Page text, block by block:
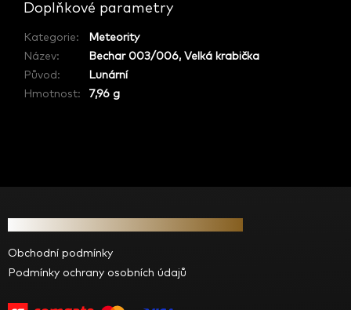
Doplňkové parametry
Kategorie:
Meteority
Název:
Bechar 003/006, Velká krabička
Původ :
Lunární
Hmotnost: 7,96 g
p
Obchodní podmínky
Podmínky ochrany osobních údajů